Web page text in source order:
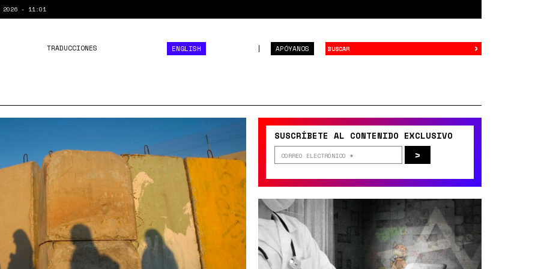
- 11:01
APÓYANOS
TRADUCCIONES ENGLISH ›
SUSCRÍBETE AL CONTENIDO EXCLUSIVO
>